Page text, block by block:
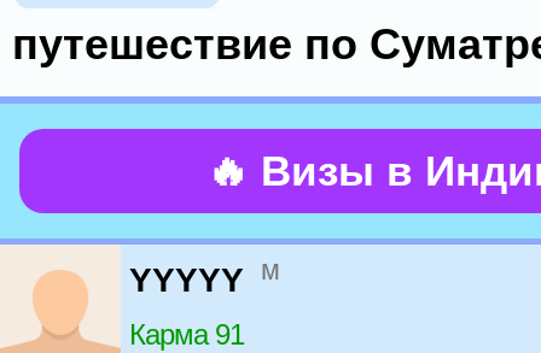
путешествие по
🔥 Визы в
YYYYY м
Карма 91